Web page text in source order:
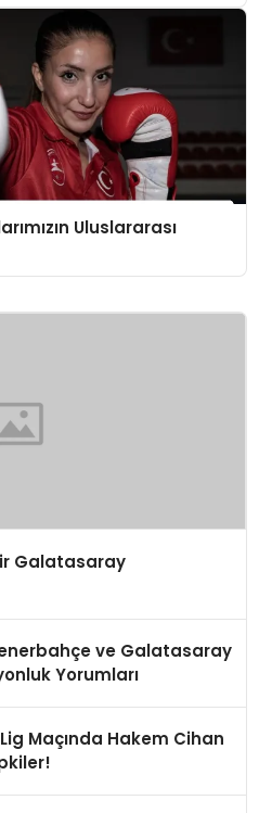
Uluslararası
Galatasaray
ve Galatasaray
Yorumları
Maçında Hakem Cihan